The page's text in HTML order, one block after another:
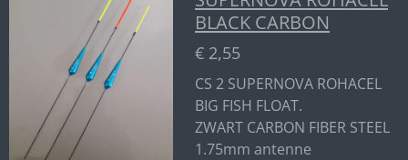
BLACK CARBON
€ 2,55
CS 2 SUPERNOVA ROHACEL
BIG FISH FLOAT.
ZWART CARBON FIBER STEEL
1.75mm antenne